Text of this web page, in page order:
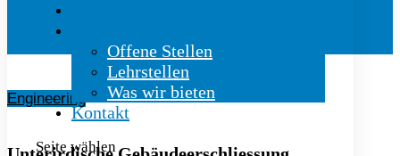
Offene Stellen
Lehrstellen
Was wir bieten
Kontakt
Seite wählen
Engineering